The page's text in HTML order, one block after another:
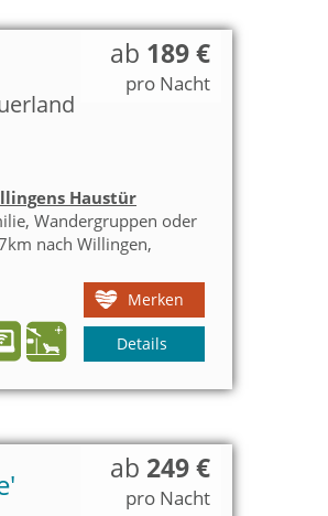
Haustür
Wandergruppen oder
nach Willingen,
Merken
ab 189 €
pro Nacht
Details
ab 249 €
pro Nacht